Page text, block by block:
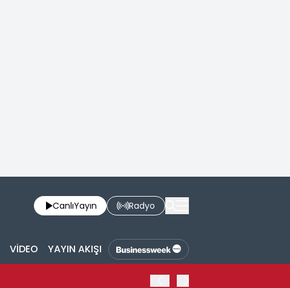
CanlıYayın Radyo
VİDEO YAYIN AKIŞI